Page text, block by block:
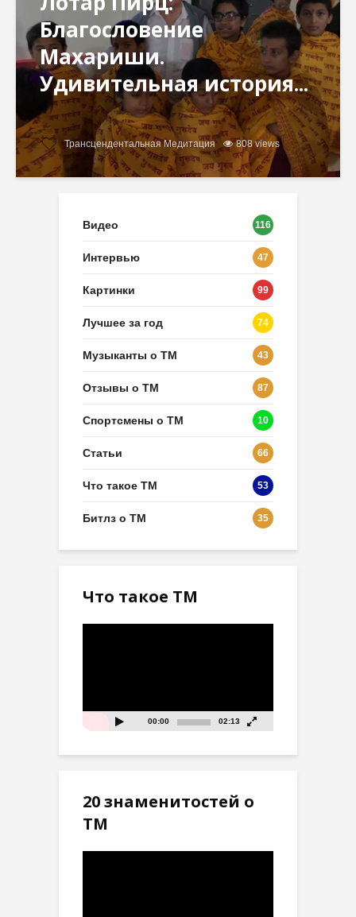
Благословение
Махариши.
Удивительная история...
Трансцендентальная Медитация 808 views
Видео 116
Интервью 47
Картинки 99
Лучшее за год 74
Музыканты о ТМ 43
Отзывы о ТМ 87
Спортсмены о ТМ 10
Статьи 66
Что такое ТМ 53
Битлз о ТМ 35
Что такое ТМ
00:00 02:13
20 знаменитостей о
ТМ